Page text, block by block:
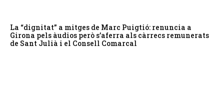
La “dignitat” a mitges de Marc Puigtió: renuncia a
Girona pels àudios però s’aferra als càrrecs remunerats
de Sant Julià i el Consell Comarcal